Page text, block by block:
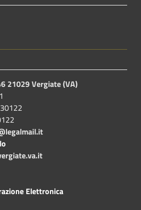
21029 Vergiate (VA)
Elettronica